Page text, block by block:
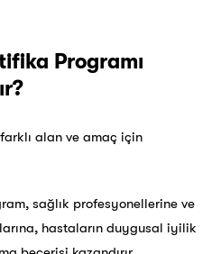
Programı
alan ve amaç için
sağlık profesyonellerine ve
hastaların duygusal iyilik